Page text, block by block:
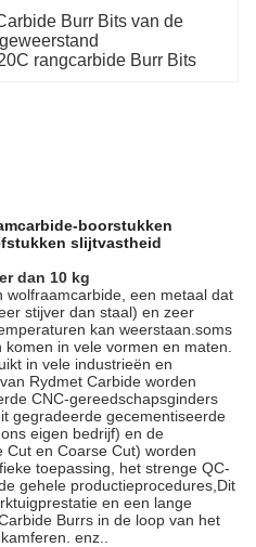
Burr Bits van de
rangcarbide Burr Bits
boorstukken
slijtvastheid
dan 10 kg
wolfraamcarbide, een metaal dat
stijver dan staal) en zeer
kan weerstaan.soms
in vele vormen en maten.
in vele industrieën en
Rydmet Carbide worden
CNC-gereedschapsginders
gegradeerde gecementiseerde
eigen bedrijf) en de
Cut en Coarse Cut) worden
toepassing, het strenge QC-
gehele productieprocedures,Dit
en een lange
Burrs in de loop van het
enz..